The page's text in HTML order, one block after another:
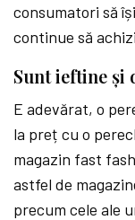
consumatori să
continue să
Sunt ieftine și
E adevărat, o
la preț cu o
magazin fast
astfel de
precum cele ale